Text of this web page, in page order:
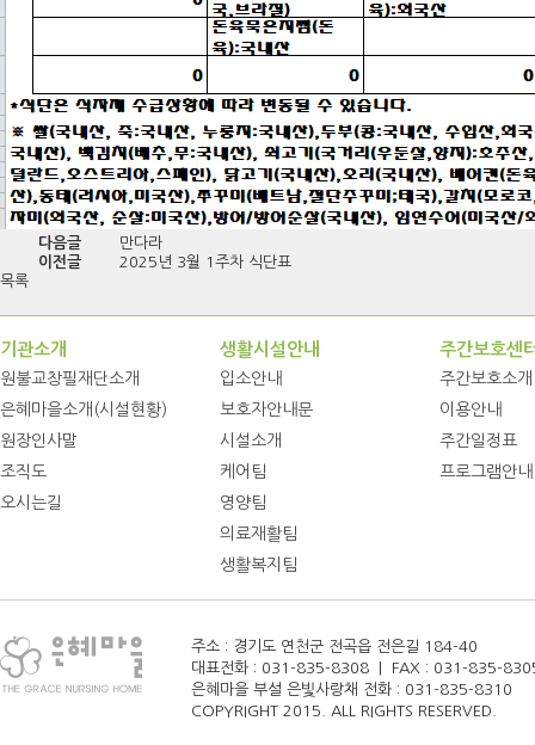
다음글
만다라
이전글
2025년 3월 1주차 식단표
목록
기관소개
원불교창필재단소개
은혜마을소개(시설현황)
원장인사말
조직도
오시는길
생활시설안내
입소안내
보호자안내문
시설소개
케어팀
영양팀
의료재활팀
생활복지팀
주간보호센
주간보호소개
이용안내
주간일정표
프로그램안내
주소 : 경기도 연천군 전곡읍 전은길 184-40
대표전화 : 031-835-8308 | FAX : 031-835-
은혜마을 부설 은빛사랑채 전화 : 031-835-8310
COPYRIGHT 2015. ALL RIGHTS RESERVED.